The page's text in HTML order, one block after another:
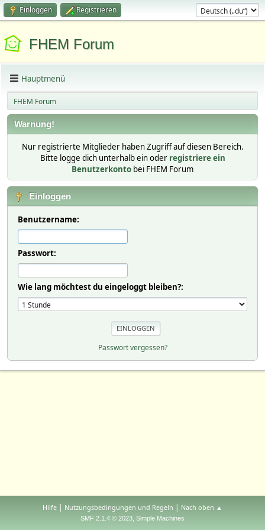
Einloggen Registrieren
FHEM Forum
Hauptmenü
FHEM Forum
Warnung!
Nur registrierte Mitglieder haben Zugriff auf diesen Bereich.
Bitte logge dich unterhalb ein oder registriere ein
Benutzerkonto bei FHEM Forum
Einloggen
Benutzername:
Passwort:
Wie lang möchtest du eingeloggt bleiben?:
Passwort vergessen?
Hilfe | Nutzungsbedingungen und Regeln | Nach oben ▲
SMF 2.1.4 © 2023, Simple Machines